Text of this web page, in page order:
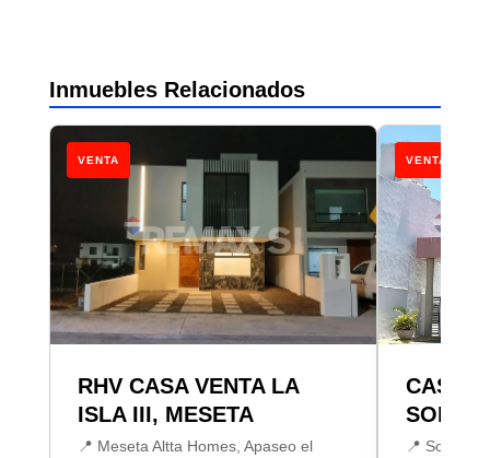
Inmuebles Relacionados
VENTA
RHV CASA VENTA LA
ISLA III, MESETA
📍 Meseta Altta Homes, Apaseo el
VENTA
CASA
📍